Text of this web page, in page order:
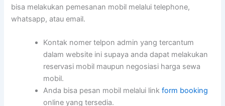
bisa melakukan pemesanan mobil melalui telephone,
whatsapp, atau email.
Kontak nomer telpon admin yang tercantum
dalam website ini supaya anda dapat melakukan
reservasi mobil maupun negosiasi harga sewa
mobil.
Anda bisa pesan mobil melalui linkform booking
online yang tersedia.